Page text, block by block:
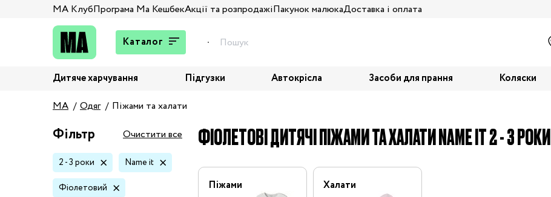
МА КлубПрограма Ма КешбекАкції та розпродажіПакунок малюкаДоставка і оплата
Каталог
Штани та джинси
Верхній одяг
Жакети та піджаки
Кардигани та світшоти
Колготи та шкарпетки
Дитяче харчування Підгузки Автокрісла Засоби для прання Коляски
MA
Одяг Піжами та халати
Фільтр Очистити все
2 - 3 роки Name it
Фіолетовий
ФІОЛЕТОВІ ДИТЯЧІ ПІЖАМИ ТА ХАЛАТИ NAME IT 2 - 3 РОКИ
Піжами Халати